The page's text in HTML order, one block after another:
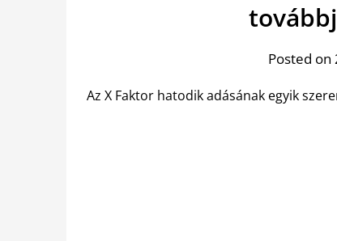
Posted
Az X Faktor hatodik adásának egyik